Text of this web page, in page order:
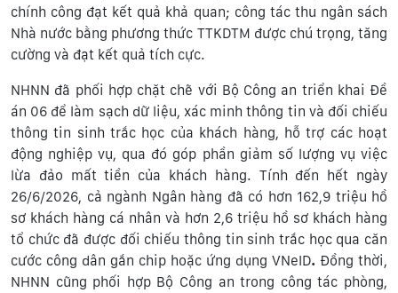
chính công đạt kết quả khả quan; công tác thu ngân sách
Nhà nước bằng phương thức TTKDTM được chú trọng, tăng
cường và đạt kết quả tích cực.
NHNN đã phối hợp chặt chẽ với Bộ Công an triển khai Đề
án 06 để làm sạch dữ liệu, xác minh thông tin và đối chiếu
thông tin sinh trắc học của khách hàng, hỗ trợ các hoạt
động nghiệp vụ, qua đó góp phần giảm số lượng vụ việc
lừa đảo mất tiền của khách hàng. Tính đến hết ngày
26/6/2026, cả ngành Ngân hàng đã có hơn 162,9 triệu hồ
sơ khách hàng cá nhân và hơn 2,6 triệu hồ sơ khách hàng
tổ chức đã được đối chiếu thông tin sinh trắc học qua căn
cước công dân gắn chip hoặc ứng dụng VNeID. Đồng thời,
NHNN cũng phối hợp Bộ Công an trong công tác phòng,